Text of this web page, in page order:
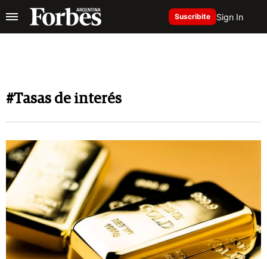
Suscribite Sign In
#Tasas de interés